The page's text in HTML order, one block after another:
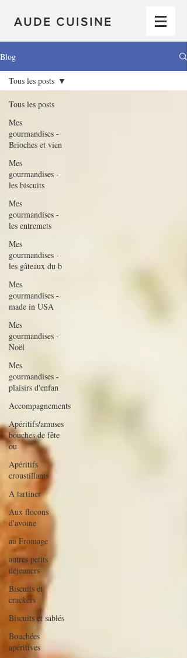
AUDE CUISINE
Blog
Tous les posts
Mes
gourmandises -
Brioches et vien
Mes
gourmandises -
les biscuits
Mes
gourmandises -
les entremets
Mes
gourmandises -
les gâteaux du b
Mes
gourmandises -
made in USA
Mes
gourmandises -
Noël
Mes
gourmandises -
plaisirs d'enfan
Accompagnements
Apéritifs/amuses
bouches de fête
ou
Apéritifs
croustillants
A tartiner
Aux flocons
d'avoine
au Fromage
autres petits
déjeuners
Biscuits et
crackers
Biscuits et sablés
Bouchées
apéritives
Tous les posts